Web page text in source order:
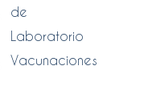
de
Laboratorio
Vacunaciones